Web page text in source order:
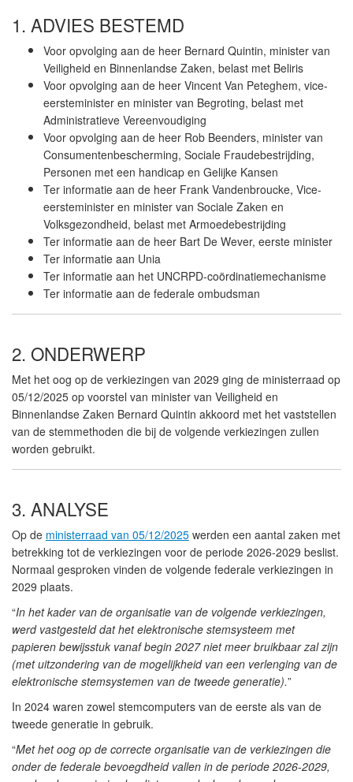
1. ADVIES BESTEMD
Voor opvolging aan de heer Bernard Quintin, minister van
Veiligheid en Binnenlandse Zaken, belast met Beliris
Voor opvolging aan de heer Vincent Van Peteghem, vice-
eersteminister en minister van Begroting, belast met
Administratieve Vereenvoudiging
Voor opvolging aan de heer Rob Beenders, minister van
Consumentenbescherming, Sociale Fraudebestrijding,
Personen met een handicap en Gelijke Kansen
Ter informatie aan de heer Frank Vandenbroucke, Vice-
eersteminister en minister van Sociale Zaken en
Volksgezondheid, belast met Armoedebestrijding
Ter informatie aan de heer Bart De Wever, eerste minister
Ter informatie aan Unia
Ter informatie aan het UNCRPD-coördinatiemechanisme
Ter informatie aan de federale ombudsman
2. ONDERWERP
Met het oog op de verkiezingen van 2029 ging de ministerraad op
05/12/2025 op voorstel van minister van Veiligheid en
Binnenlandse Zaken Bernard Quintin akkoord met het vaststellen
van de stemmethoden die bij de volgende verkiezingen zullen
worden gebruikt.
3. ANALYSE
Op de ministerraad van 05/12/2025 werden een aantal zaken met
betrekking tot de verkiezingen voor de periode 2026-2029 beslist.
Normaal gesproken vinden de volgende federale verkiezingen in
2029 plaats.
“In het kader van de organisatie van de volgende verkiezingen,
werd vastgesteld dat het elektronische stemsysteem met
papieren bewijsstuk vanaf begin 2027 niet meer bruikbaar zal zijn
(met uitzondering van de mogelijkheid van een verlenging van de
elektronische stemsystemen van de tweede generatie).”
In 2024 waren zowel stemcomputers van de eerste als van de
tweede generatie in gebruik.
“Met het oog op de correcte organisatie van de verkiezingen die
onder de federale bevoegdheid vallen in de periode 2026-2029,